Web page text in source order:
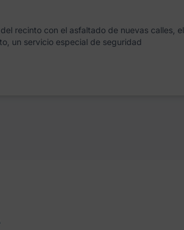
recinto con el asfaltado de nuevas calles, el
un servicio especial de seguridad